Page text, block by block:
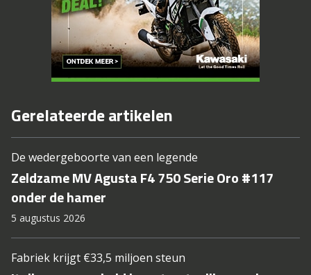
Gerelateerde artikelen
De wedergeboorte van een legende
Zeldzame MV Agusta F4 750 Serie Oro #117
onder de hamer
5 augustus 2026
Fabriek krijgt €33,5 miljoen steun